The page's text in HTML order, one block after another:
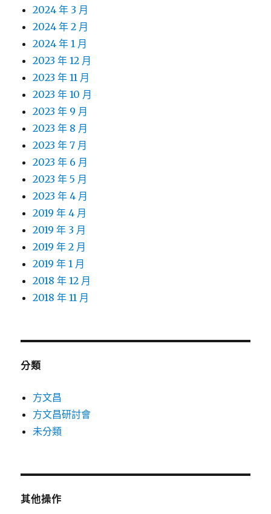
2024 年 3 月
2024 年 2 月
2024 年 1 月
2023 年 12 月
2023 年 11 月
2023 年 10 月
2023 年 9 月
2023 年 8 月
2023 年 7 月
2023 年 6 月
2023 年 5 月
2023 年 4 月
2019 年 4 月
2019 年 3 月
2019 年 2 月
2019 年 1 月
2018 年 12 月
2018 年 11 月
分類
方文昌
方文昌研討會
未分類
其他操作